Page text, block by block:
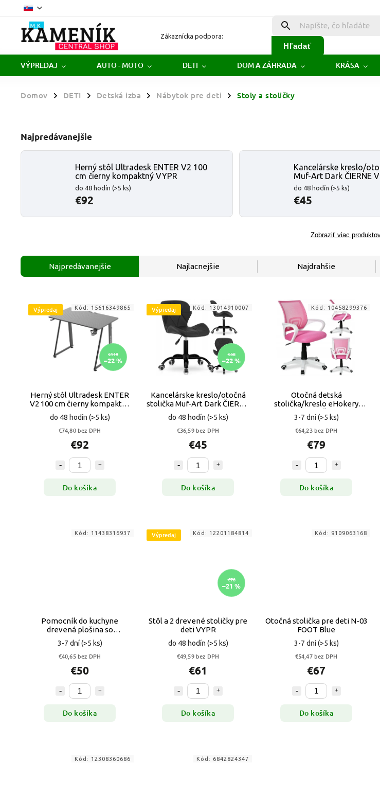
Zákaznícka podpora:
Hľadať
VÝPREDAJ AUTO - MOTO DETI DOM A ZÁHRADA KRÁSA
Domov / DETI / Detská izba / Nábytok pre deti / Stoly a stoličky
Najpredávanejšie
Herný stôl Ultradesk ENTER V2 100
cm čierny kompaktný VYPR
do 48 hodín (>5 ks)
€92
Kancelárske kreslo/
Muf-Art Dark ČIERNE
do 48 hodín(>5 ks)
€45
Zobraziť viac
Najpredávanejšie Najlacnejšie Najdrahšie
Výpredaj
€119
–22 %
Herný stôl Ultradesk ENTER
V2 100 cm čierny kompaktný
VYPR
do 48 hodín (>5 ks)
€74,80 bez DPH
€92
Do košíka
Kód: 15616349865 Výpredaj
€58
–22 %
Kancelárske kreslo/otočná
stolička Muf-Art Dark ČIERNE
VYPR
do 48 hodín (>5 ks)
€36,59 bez DPH
€45
Do košíka
Kód: 13014910007
Otočná detská
stolička/kreslo eHokery
94x59x58 cm RUŽOVO-BIELA
3-7 dní(>5 ks)
€64,23 bez DPH
€79
Do košíka
Kód: 10458299376
Pomocník do kuchyne
drevená plošina so
schodíkmi
3-7 dní(>5 ks)
€40,65 bez DPH
€50
Do košíka
Kód: 11438316937 Výpredaj
€78
–21 %
Stôl a 2 drevené stoličky pre
deti VYPR
do 48 hodín (>5 ks)
€49,59 bez DPH
€61
Do košíka
Kód: 12201184814
Otočná stolička pre deti N-03
FOOT Blue
3-7 dní(>5 ks)
€54,47 bez DPH
€67
Do košíka
Kód: 9109063168
Kód: 12308360686 Kód: 6842824347